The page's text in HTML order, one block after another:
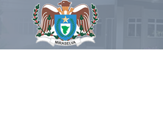
Site Atualizado em: 17/07/2026